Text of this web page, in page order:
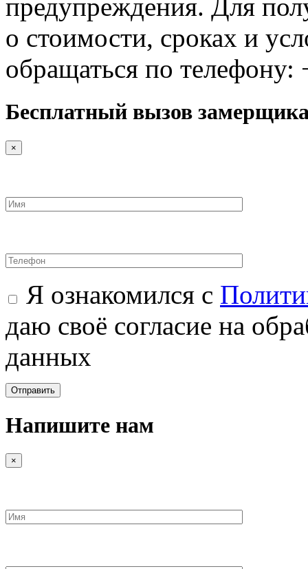
предупреждения. Для
о стоимости, сроках и
обращаться по
Бесплатный вызов
×
Я ознакомился с
даю своё согласие на
данных
Напишите нам
×